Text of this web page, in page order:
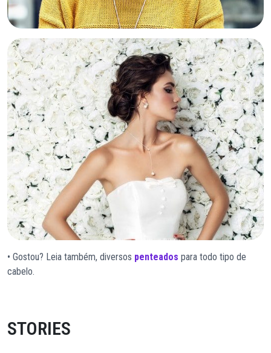
• Gostou? Leia também, diversos penteados para todo tipo de
cabelo.
STORIES